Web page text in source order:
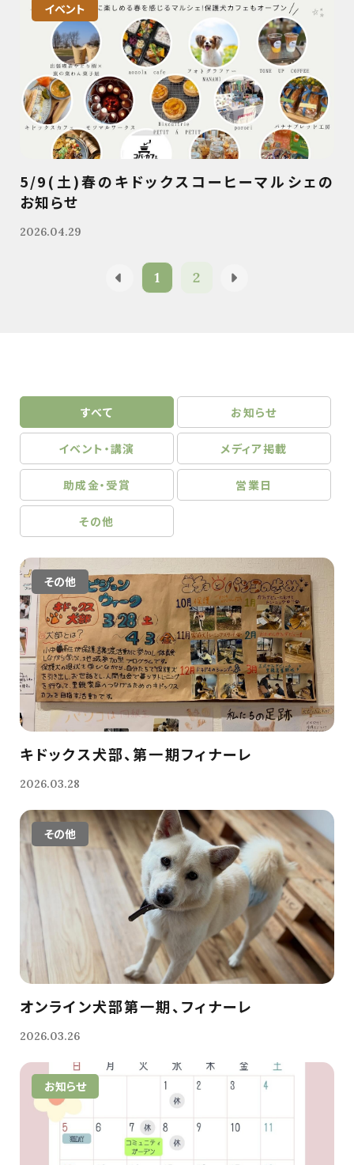
イベント
5/9(土)春のキドックスコーヒーマルシェの
お知らせ
2026.04.29
1 2
すべて お知らせ
イベント・講演 メディア掲載
助成金・受賞 営業日
その他
その他
キドックス犬部、第一期フィナーレ
2026.03.28
その他
オンライン犬部第一期、フィナーレ
2026.03.26
お知らせ